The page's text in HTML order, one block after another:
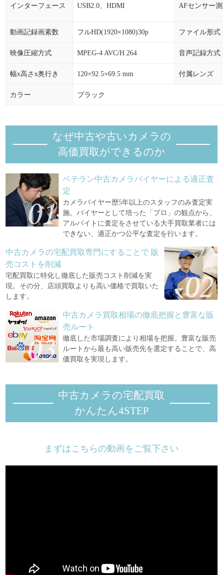
インターフェース USB2.0、HDMI AFセンサー
動画記録画素数 フルHD(1920×1080)30p ファイル形式
映像圧縮方式 MPEG-4 AVC/H.264 音声記録方式
幅x高さx奥行き 120×92.5×69.5 mm 付属レンズ
カラー ブラック
なぜ中古や古いカメラの
高価買取ができるのか
ベテラン中古カメラバイヤーによる適正査
定
カメラバイヤー歴5年以上のスタッフのみ査定実
施。バイヤーとして培った「プロ」の観点から、
アルバイトに査定をさせている大手買取業者には
できない、適正かつ公平な査定を行います。
中古カメラの宅配買取専門にすることで 販
売コストを削減
宅配買取に特化し徹底した販売コスト削減を実
現。その分、店頭買取よりも高い価格で買取いた
します。
中古カメラ買取相場の徹底把握と豊富な販
売ルート
徹底した市場調査により相場を把握。豊富な販売
ルートから最も高い販売先を選定することで、高
価買取を実現します。
中古カメラの宅配買取
かんたん4STEP
まずはこちらの動画をご覧下さい